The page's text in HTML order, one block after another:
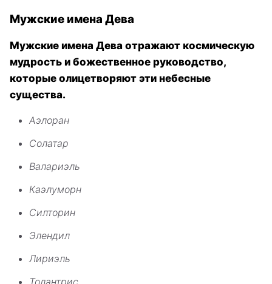
Мужские имена Дева
Мужские имена Дева отражают космическую
мудрость и божественное руководство,
которые олицетворяют эти небесные
существа.
Аэлоран
Солатар
Валариэль
Каэлуморн
Силторин
Элендил
Лириэль
Толантрис